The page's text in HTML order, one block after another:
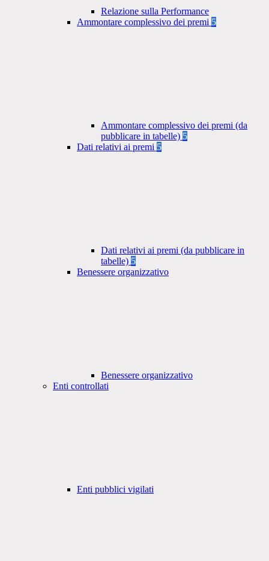
Relazione sulla Performance
Ammontare complessivo dei premi 5
Ammontare complessivo dei premi (da
pubblicare in tabelle) 5
Dati relativi ai premi 5
Dati relativi ai premi (da pubblicare in
tabelle) 5
Benessere organizzativo
Benessere organizzativo
Enti controllati
Enti pubblici vigilati